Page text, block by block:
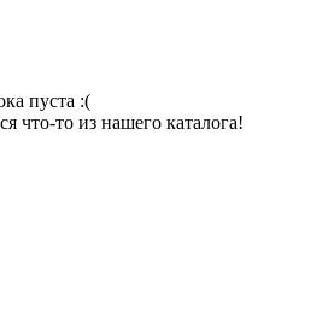
пуста :(
что-то из нашего каталога!